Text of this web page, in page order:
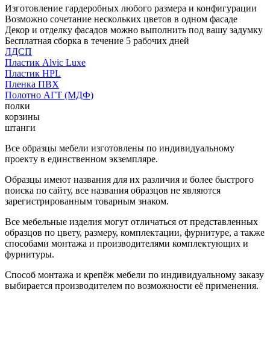
Изготовление гардеробных любого размера и конфигурации
Возможно сочетание нескольких цветов в одном фасаде
Декор и отделку фасадов можно выполнить под вашу задумку
Бесплатная сборка в течение 5 рабочих дней
ЛДСП
Пластик Alvic Luxe
Пластик HPL
Пленка ПВХ
Полотно АГТ (МДФ)
полки
корзины
штанги
Все образцы мебели изготовлены по индивидуальному
проекту в единственном экземпляре.
Образцы имеют названия для их различия и более быстрого
поиска по сайту, все названия образцов не являются
зарегистрированным товарным знаком.
Все мебельные изделия могут отличаться от представленных
образцов по цвету, размеру, комплектации, фурнитуре, а также
способами монтажа и производителями комплектующих и
фурнитуры.
Способ монтажа и крепёж мебели по индивидуальному заказу
выбирается производителем по возможности её применения.